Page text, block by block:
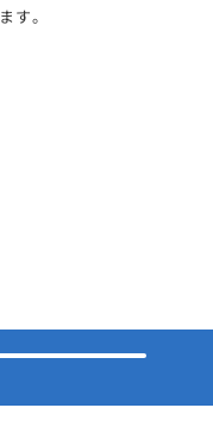
ます。